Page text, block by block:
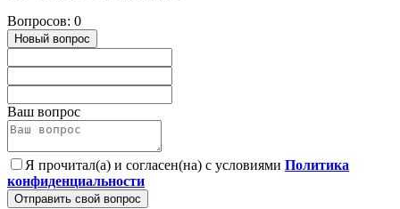
Вопросов: 0
Новый вопрос
Ваш вопрос
Я прочитал(а) и согласен(на) с условиями Политика
конфиденциальности
Отправить свой вопрос